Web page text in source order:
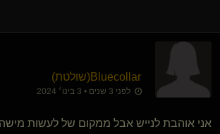
Bluecollar​(שולטת)
לפני 3 שנים • 3 בינו׳ 2024
אני אוהבת לנייש אבל ממקום של לעשות